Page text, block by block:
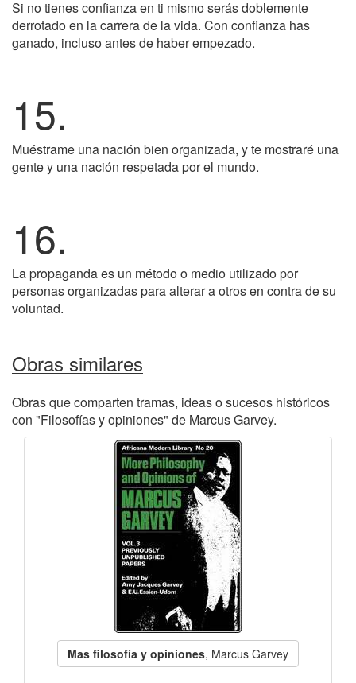
Si no tienes confianza en ti mismo serás doblemente
derrotado en la carrera de la vida. Con confianza has
ganado, incluso antes de haber empezado.
15.
Muéstrame una nación bien organizada, y te mostraré una
gente y una nación respetada por el mundo.
16.
La propaganda es un método o medio utilizado por
personas organizadas para alterar a otros en contra de su
voluntad.
Obras similares
Obras que comparten tramas, ideas o sucesos históricos
con "Filosofías y opiniones" de Marcus Garvey.
Mas filosofía y opiniones, Marcus Garvey